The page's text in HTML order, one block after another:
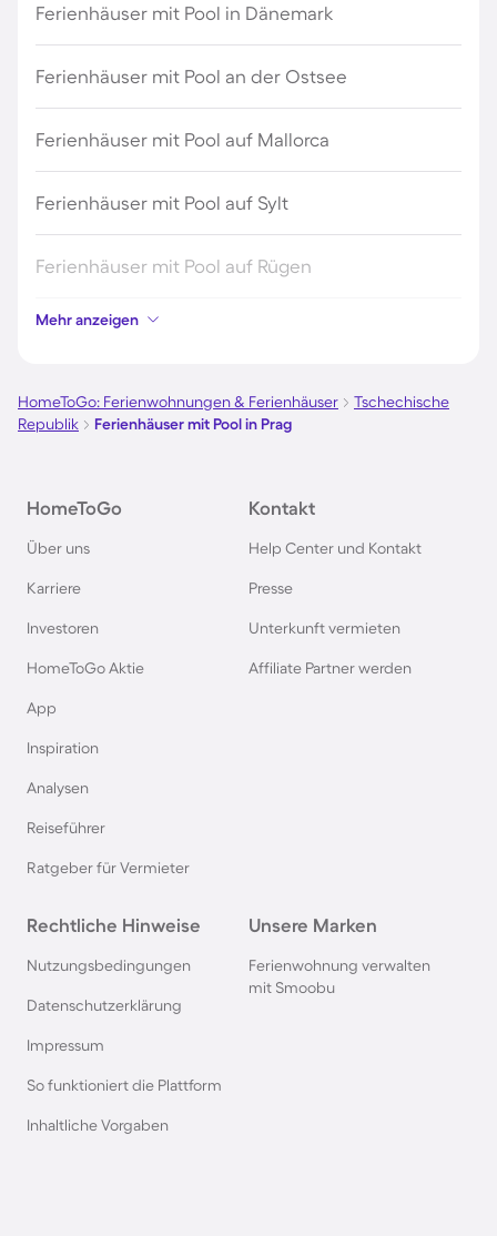
Ferienhäuser mit Pool in Dänemark
Ferienhäuser mit Pool an der Ostsee
Ferienhäuser mit Pool auf Mallorca
Ferienhäuser mit Pool auf Sylt
Ferienhäuser mit Pool auf Rügen
Ferienhäuser mit Pool am Gardasee
Ferienhäuser mit Pool an der Nordsee
Ferienhäuser mit Pool im Allgäu
Ferienhäuser mit Pool auf Fehmarn
Ferienhäuser mit Pool in Büsum
Ferienhäuser mit Pool in Berlin
Ferienhäuser mit Pool auf Texel
Ferienhäuser mit Pool in Oberstdorf
Mehr anzeigen
HomeToGo: Ferienwohnungen & Ferienhäuser
Tschechische
Republik
Ferienhäuser mit Pool in Prag
HomeToGo
Über uns
Karriere
Investoren
HomeToGo Aktie
App
Inspiration
Analysen
Reiseführer
Ratgeber für Vermieter
Kontakt
Help Center und Kontakt
Presse
Unterkunft vermieten
Affiliate Partner werden
Rechtliche Hinweise
Nutzungsbedingungen
Datenschutzerklärung
Impressum
So funktioniert die Plattform
Inhaltliche Vorgaben
Unsere Marken
Ferienwohnung verwalten
mit Smoobu